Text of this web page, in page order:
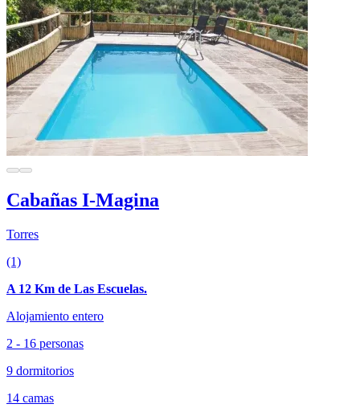
Cabañas I-Magina
Torres
(1)
A 12 Km de Las Escuelas.
Alojamiento entero
2 - 16 personas
9 dormitorios
14 camas